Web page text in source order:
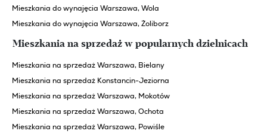
Mieszkania do wynajęcia Warszawa, Wola
Mieszkania do wynajęcia Warszawa, Żoliborz
Mieszkania na sprzedaż w popularnych dzielnicach
Mieszkania na sprzedaż Warszawa, Bielany
Mieszkania na sprzedaż Konstancin-Jeziorna
Mieszkania na sprzedaż Warszawa, Mokotów
Mieszkania na sprzedaż Warszawa, Ochota
Mieszkania na sprzedaż Warszawa, Powiśle